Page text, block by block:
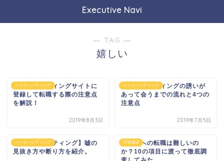
Executive Navi
― TAG ―
嬉しい
ヘッドハンティング
ヘッドハンティングサイトに
登録して転職する際の注意点
を解説！
2019年8月3日
ヘッドハンティング
ヘッドハンティングの誘いが
あって会うまでの流れと4つの
注意点
2019年7月5日
ヘッドハンティング
【ヘッドハンティング】嘘の
見抜き方や断り方を紹介。
市場価値
管理職への転職は難しいの
か？10の項目に渡って徹底調